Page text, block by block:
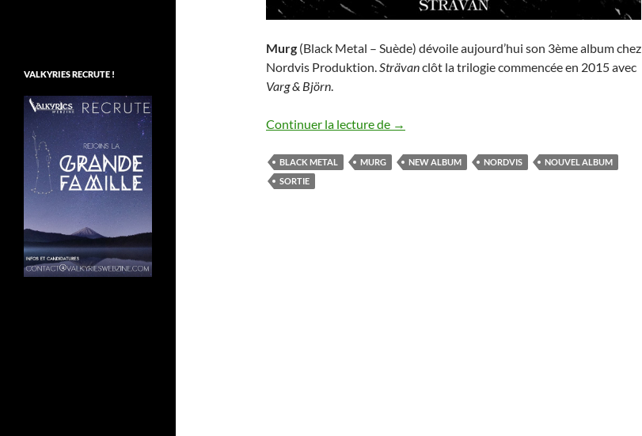
Murg (Black Metal – Suède) dévoile aujourd’hui son 3ème album chez
Nordvis Produktion.Strävanclôt la trilogie commencée en 2015 avec
Varg & Björn.
Continuer la lecture de Sortie du nouvel album de Murg
→
BLACK METAL MURG NEW ALBUM NORDVIS
NOUVEL ALBUM
SORTIE
VALKYRIES RECRUTE !